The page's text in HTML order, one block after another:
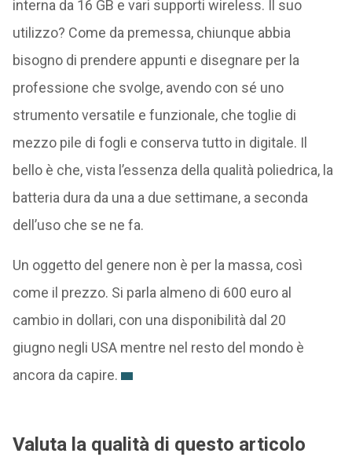
interna da 16 GB e vari supporti wireless. Il suo
utilizzo? Come da premessa, chiunque abbia
bisogno di prendere appunti e disegnare per la
professione che svolge, avendo con sé uno
strumento versatile e funzionale, che toglie di
mezzo pile di fogli e conserva tutto in digitale. Il
bello è che, vista l’essenza della qualità poliedrica, la
batteria dura da una a due settimane, a seconda
dell’uso che se ne fa.
Un oggetto del genere non è per la massa, così
come il prezzo. Si parla almeno di 600 euro al
cambio in dollari, con una disponibilità dal 20
giugno negli USA mentre nel resto del mondo è
ancora da capire.
Valuta la qualità di questo articolo